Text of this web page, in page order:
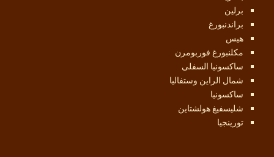
برلين
براندنبورغ
هيس
مكلنبورغ فوربومرن
ساكسونيا السفلى
شمال الراين وستفاليا
ساكسونيا
شليسفيغ هولشتاين
تورينجيا